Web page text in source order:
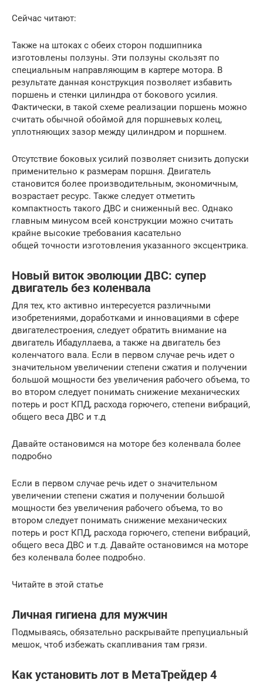
Сейчас читают:
Также на штоках с обеих сторон подшипника
изготовлены ползуны. Эти ползуны скользят по
специальным направляющим в картере мотора. В
результате данная конструкция позволяет избавить
поршень и стенки цилиндра от бокового усилия.
Фактически, в такой схеме реализации поршень можно
считать обычной обоймой для поршневых колец,
уплотняющих зазор между цилиндром и поршнем.
Отсутствие боковых усилий позволяет снизить допуски
применительно к размерам поршня. Двигатель
становится более производительным, экономичным,
возрастает ресурс. Также следует отметить
компактность такого ДВС и сниженный вес. Однако
главным минусом всей конструкции можно считать
крайне высокие требования касательно
общей точности изготовления указанного эксцентрика.
Новый виток эволюции ДВС: супер
двигатель без коленвала
Для тех, кто активно интересуется различными
изобретениями, доработками и инновациями в сфере
двигателестроения, следует обратить внимание на
двигатель Ибадуллаева, а также на двигатель без
коленчатого вала. Если в первом случае речь идет о
значительном увеличении степени сжатия и получении
большой мощности без увеличения рабочего объема, то
во втором следует понимать снижение механических
потерь и рост КПД, расхода горючего, степени вибраций,
общего веса ДВС и т.д
Давайте остановимся на моторе без коленвала более
подробно
Если в первом случае речь идет о значительном
увеличении степени сжатия и получении большой
мощности без увеличения рабочего объема, то во
втором следует понимать снижение механических
потерь и рост КПД, расхода горючего, степени вибраций,
общего веса ДВС и т.д. Давайте остановимся на моторе
без коленвала более подробно.
Читайте в этой статье
Личная гигиена для мужчин
Подмываясь, обязательно раскрывайте препуциальный
мешок, чтоб избежать скапливания там грязи.
Как установить лот в МетаТрейдер 4